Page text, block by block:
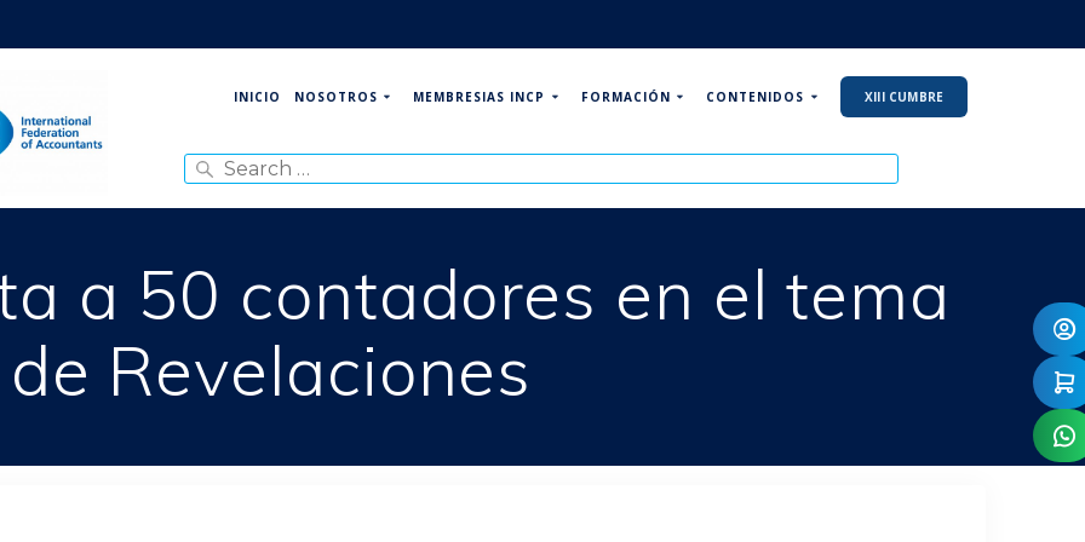
INICIO NOSOTROS MEMBRESIAS INCP FORMACIÓN CONTENIDOS XIII CUMBRE
for:
a 50 contadores en el tema
de Revelaciones